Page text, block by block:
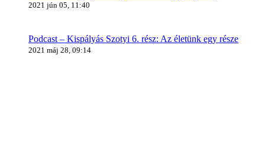
2021 jún 05, 11:40
Podcast – Kispályás Szotyi 6. rész: Az életünk egy része
2021 máj 28, 09:14